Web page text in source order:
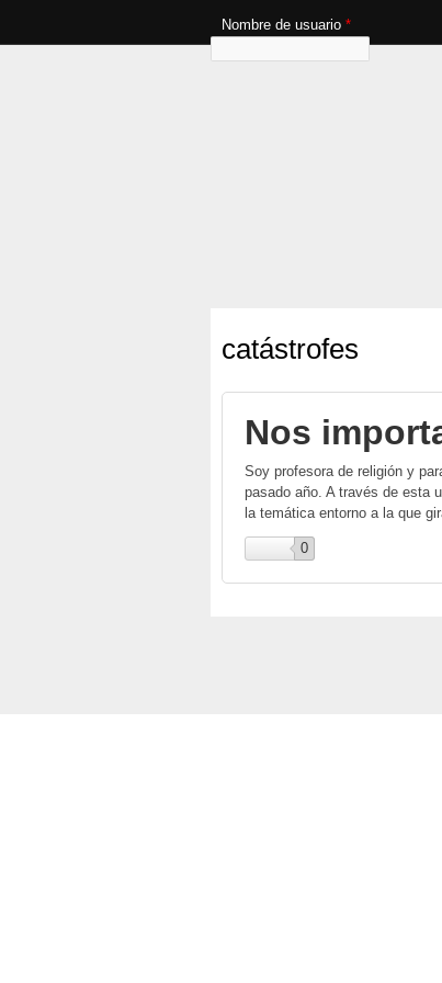
Nombre de usuario *
catástrofes
Nos
Soy profesora de religión y
pasado año. A través de esta
la temática entorno a la que
0